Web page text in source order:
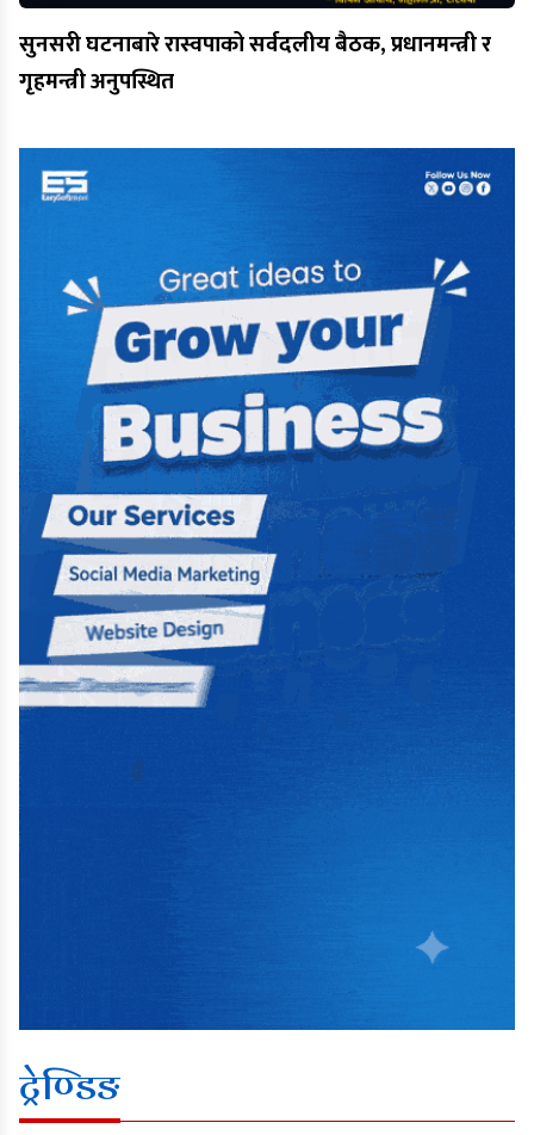
सुनसरी घटनाबारे रास्वपाको सर्वदलीय बैठक, प्रधानमन्त्री र
गृहमन्त्री अनुपस्थित
ट्रेण्डिङ